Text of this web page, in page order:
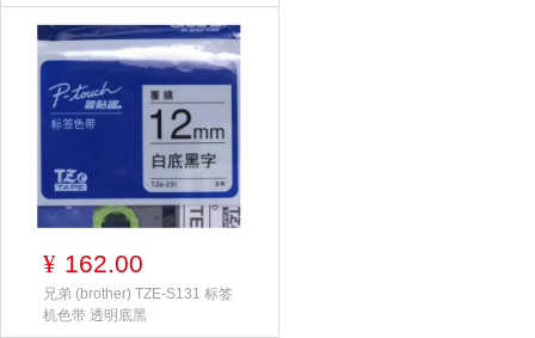
¥ 162.00
兄弟 (brother) TZE-S131 标签
机色带 透明底黑